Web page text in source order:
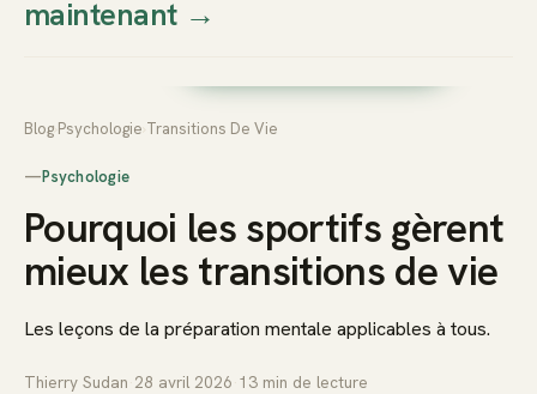
Thierry
Prendre rendez-vous dès
maintenant→
Blog Psychologie Transitions De Vie
—Psychologie
Pourquoi les sportifs gèrent
mieux les transitions de vie
Les leçons de la préparation mentale applicables à tous.
Thierry Sudan 28 avril 2026 13 min de lecture